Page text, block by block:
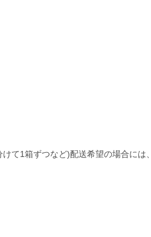
て1箱ずつなど)配送希望の場合には、